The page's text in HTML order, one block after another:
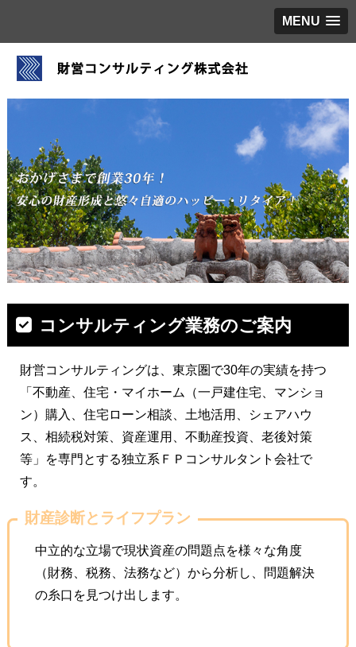
MENU
コンサルティング業務のご案内
財営コンサルティングは、東京圏で30年の実績を持つ
「不動産、住宅・マイホーム（一戸建住宅、マンショ
ン）購入、住宅ローン相談、土地活用、シェアハウ
ス、相続税対策、資産運用、不動産投資、老後対策
等」を専門とする独立系ＦＰコンサルタント会社で
す。
財産診断とライフプラン
中立的な立場で現状資産の問題点を様々な角度
（財務、税務、法務など）から分析し、問題解決
の糸口を見つけ出します。